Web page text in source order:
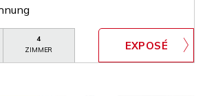
4
ZIMMER